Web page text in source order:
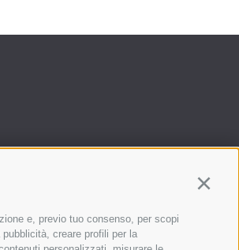
e, previo tuo consenso, per scopi
creare profili per la